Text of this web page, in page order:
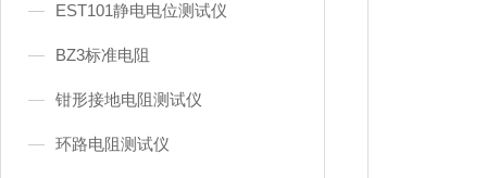
EST101静电电位测试仪
BZ3标准电阻
钳形接地电阻测试仪
环路电阻测试仪